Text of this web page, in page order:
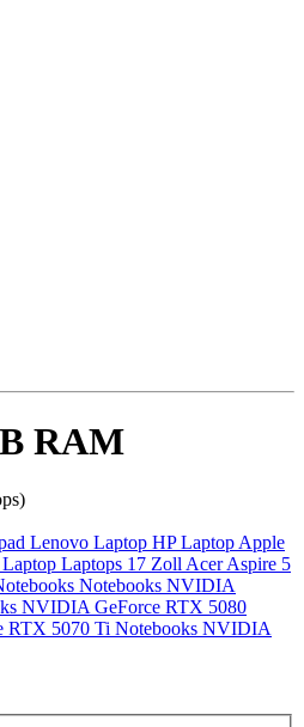
RAM
Lenovo Laptop HP Laptop Apple
Laptops 17 Zoll Acer Aspire 5
Notebooks NVIDIA
NVIDIA GeForce RTX 5080
RTX 5070 Ti Notebooks NVIDIA